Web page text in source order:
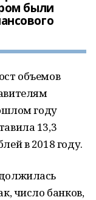
были
объемов
году
13,3
в 2018 году.
число банков,